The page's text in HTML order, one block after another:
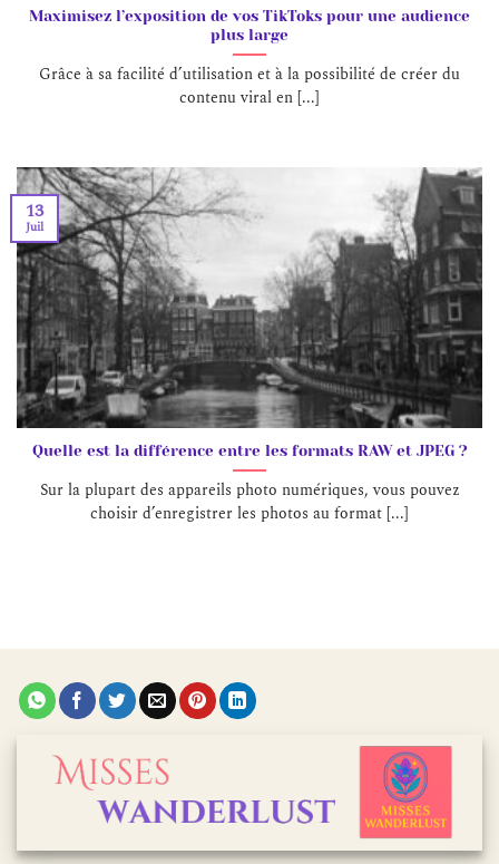
Maximisez l’exposition de vos TikToks pour une audience
plus large
Grâce à sa facilité d’utilisation et à la possibilité de créer du
contenu viral en [...]
Quelle est la différence entre les formats RAW et JPEG ?
Sur la plupart des appareils photo numériques, vous pouvez
choisir d’enregistrer les photos au format [...]
13
Juil